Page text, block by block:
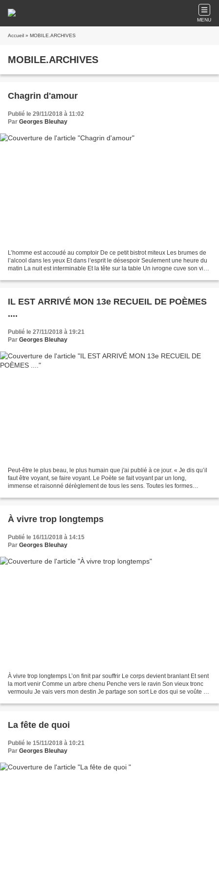
MENU
Accueil » MOBILE.ARCHIVES
MOBILE.ARCHIVES
Chagrin d'amour
Publié le 29/11/2018 à 11:02
Par Georges Bleuhay
L’homme est accoudé au comptoir De ce petit bistrot miteux Les brumes de
l’alcool dans les yeux Et dans l’esprit le désespoir Seulement une heure du
matin La nuit est interminable Et la tête sur la table Un ivrogne cuve son vin
IL EST ARRIVÉ MON 13e RECUEIL DE POÈMES
....
Publié le 27/11/2018 à 19:21
Par Georges Bleuhay
Peut-être le plus beau, le plus humain que j'ai publié à ce jour. « Je dis qu’il
faut être voyant, se faire voyant. Le Poète se fait voyant par un long,
immense et raisonné dérèglement de tous les sens. Toutes les formes
À vivre trop longtemps
Publié le 16/11/2018 à 14:15
Par Georges Bleuhay
À vivre trop longtemps L’on finit par souffrir Le corps devient branlant Et sent
la mort venir Comme un arbre chenu Penche vers le ravin Son vieux tronc
vermoulu Je vais vers mon destin Je partage son sort Le dos qui se voûte Et
La fête de quoi
Publié le 15/11/2018 à 10:21
Par Georges Bleuhay